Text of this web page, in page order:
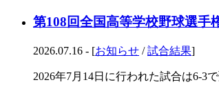
第108回全国高等学校野球選手
2026.07.16 - [お知らせ /試合結果]
2026年7月14日に行われた試合は6-3